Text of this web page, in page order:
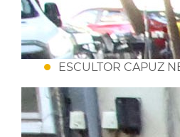
ESCULTOR CAPUZ